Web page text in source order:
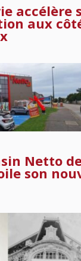
accélère
aux
Netto
son